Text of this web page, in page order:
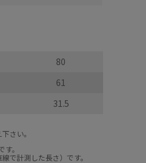
80
61
31.5
さい。
。
で計測した長さ）です。